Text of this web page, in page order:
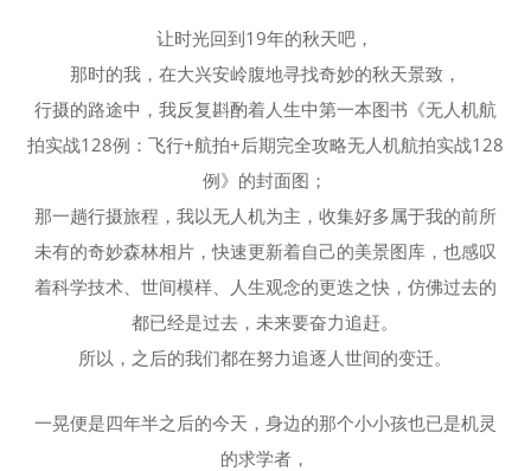
让时光回到19年的秋天吧，
那时的我，在大兴安岭腹地寻找奇妙的秋天景致，
行摄的路途中，我反复斟酌着人生中第一本图书《无人机航
拍实战128例：飞行+航拍+后期完全攻略无人机航拍实战128
例》的封面图；
那一趟行摄旅程，我以无人机为主，收集好多属于我的前所
未有的奇妙森林相片，快速更新着自己的美景图库，也感叹
着科学技术、世间模样、人生观念的更迭之快，仿佛过去的
都已经是过去，未来要奋力追赶。
所以，之后的我们都在努力追逐人世间的变迁。
一晃便是四年半之后的今天，身边的那个小小孩也已是机灵
的求学者，